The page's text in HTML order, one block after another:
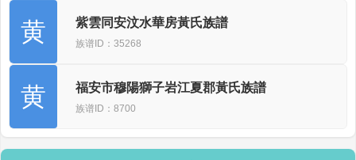
黄 紫雲同安汶水華房黃氏族譜
族谱ID：35268
黄 福安市穆陽獅子岩江夏郡黃氏族譜
族谱ID：8700